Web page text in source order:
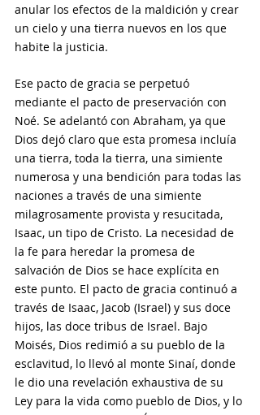
anular los efectos de la maldición y crear
un cielo y una tierra nuevos en los que
habite la justicia.
Ese pacto de gracia se perpetuó
mediante el pacto de preservación con
Noé. Se adelantó con Abraham, ya que
Dios dejó claro que esta promesa incluía
una tierra, toda la tierra, una simiente
numerosa y una bendición para todas las
naciones a través de una simiente
milagrosamente provista y resucitada,
Isaac, un tipo de Cristo. La necesidad de
la fe para heredar la promesa de
salvación de Dios se hace explícita en
este punto. El pacto de gracia continuó a
través de Isaac, Jacob (Israel) y sus doce
hijos, las doce tribus de Israel. Bajo
Moisés, Dios redimió a su pueblo de la
esclavitud, lo llevó al monte Sinaí, donde
le dio una revelación exhaustiva de su
Ley para la vida como pueblo de Dios, y lo